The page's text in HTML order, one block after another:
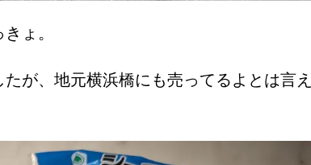
ょ。
が、地元横浜橋にも売ってるよとは言